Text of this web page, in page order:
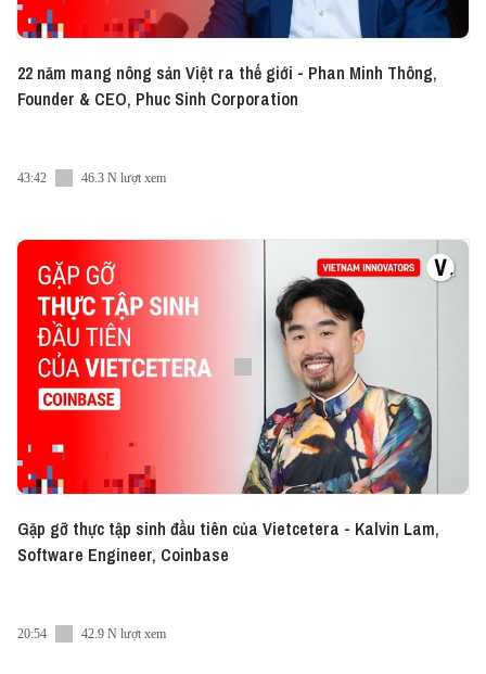
22 năm mang nông sản Việt ra thế giới - Phan Minh Thông,
Founder & CEO, Phuc Sinh Corporation
43:42 46.3 N lượt xem
Gặp gỡ thực tập sinh đầu tiên của Vietcetera - Kalvin Lam,
Software Engineer, Coinbase
20:54 42.9 N lượt xem